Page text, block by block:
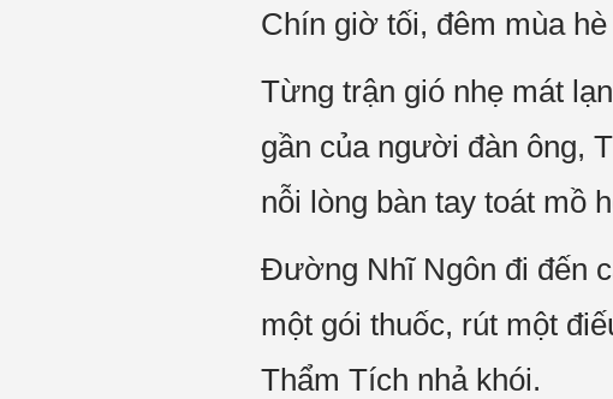
Chín giờ tối, đêm mùa
Từng trận gió nhẹ mát
gần của người đàn ông,
nỗi lòng bàn tay toát mồ
Đường Nhĩ Ngôn đi đến
một gói thuốc, rút một
Thẩm Tích nhả khói.